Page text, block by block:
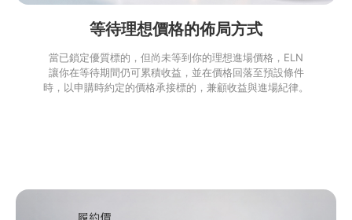
等待理想價格的佈局方式
當已鎖定優質標的，但尚未等到你的理想進場價格，ELN
讓你在等待期間仍可累積收益，並在價格回落至預設條件
時，以申購時約定的價格承接標的，兼顧收益與進場紀律。